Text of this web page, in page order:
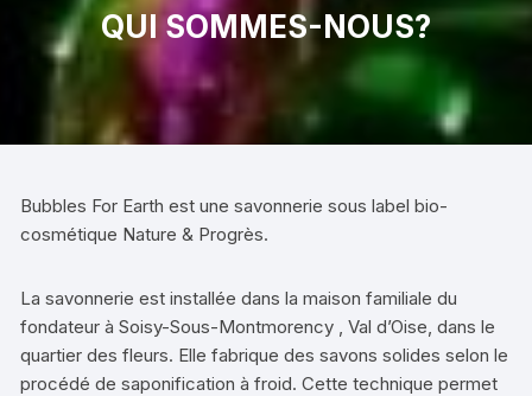
QUI SOMMES-NOUS?
Bubbles For Earth est une savonnerie sous label bio-
cosmétique Nature & Progrès.
La savonnerie est installée dans la maison familiale du
fondateur à Soisy-Sous-Montmorency , Val d’Oise, dans le
quartier des fleurs. Elle fabrique des savons solides selon le
procédé de saponification à froid. Cette technique permet